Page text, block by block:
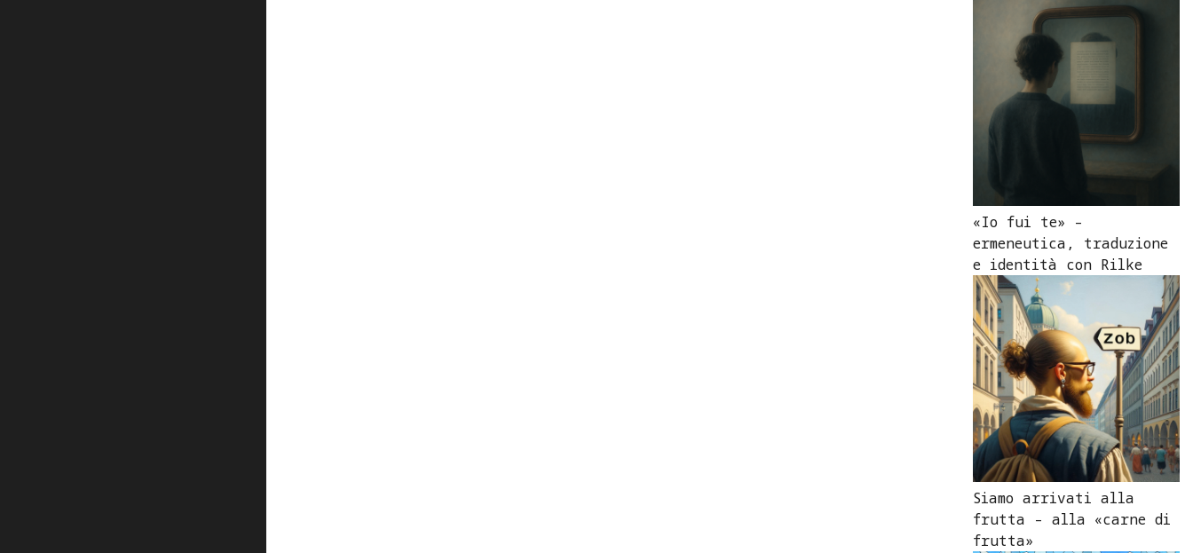
«Io fui te» –
ermeneutica, traduzione
e identità con Rilke
Siamo arrivati alla
frutta – alla «carne di
frutta»